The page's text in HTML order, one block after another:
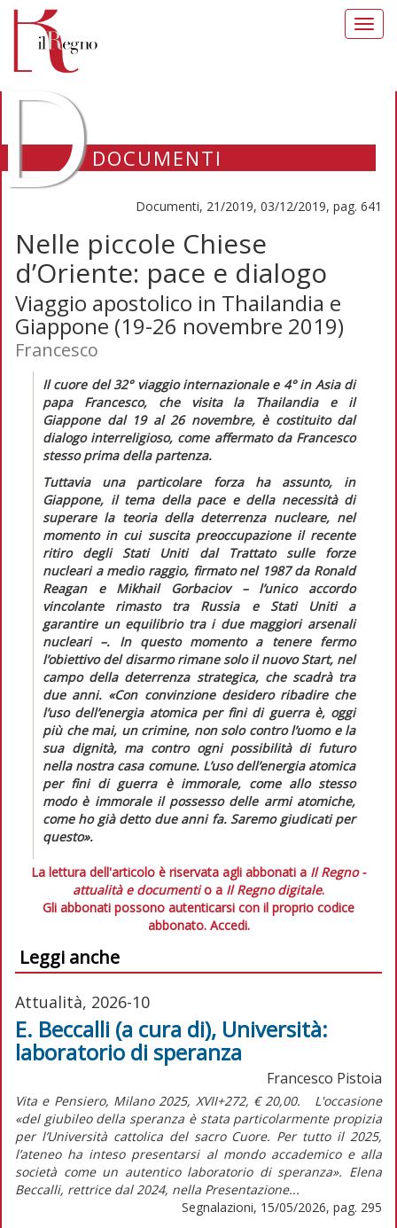
DOCUMENTI
Documenti, 21/2019, 03/12/2019, pag. 641
Nelle piccole Chiese
d’Oriente: pace e dialogo
Viaggio apostolico in Thailandia e
Giappone (19-26 novembre 2019)
Francesco
Il cuore del 32° viaggio internazionale e 4° in Asia di
papa Francesco, che visita la Thailandia e il
Giappone dal 19 al 26 novembre, è costituito dal
dialogo interreligioso, come affermato da Francesco
stesso prima della partenza.
Tuttavia una particolare forza ha assunto, in
Giappone, il tema della pace e della necessità di
superare la teoria della deterrenza nucleare, nel
momento in cui suscita preoccupazione il recente
ritiro degli Stati Uniti dal Trattato sulle forze
nucleari a medio raggio, firmato nel 1987 da Ronald
Reagan e Mikhail Gorbaciov – l’unico accordo
vincolante rimasto tra Russia e Stati Uniti a
garantire un equilibrio tra i due maggiori arsenali
nucleari –. In questo momento a tenere fermo
l’obiettivo del disarmo rimane solo il nuovo Start, nel
campo della deterrenza strategica, che scadrà tra
due anni. «Con convinzione desidero ribadire che
l’uso dell’energia atomica per fini di guerra è, oggi
più che mai, un crimine, non solo contro l’uomo e la
sua dignità, ma contro ogni possibilità di futuro
nella nostra casa comune. L’uso dell’energia atomica
per fini di guerra è immorale, come allo stesso
modo è immorale il possesso delle armi atomiche,
come ho già detto due anni fa. Saremo giudicati per
questo».
La lettura dell'articolo è riservata agli abbonati a Il Regno -
attualità e documentio a Il Regno digitale.
Gli abbonati possono autenticarsi con il proprio codice
abbonato. Accedi.
Leggi anche
Attualità, 2026-10
E. Beccalli (a cura di), Università:
laboratorio di speranza
Francesco Pistoia
Vita e Pensiero, Milano 2025, XVII+272, € 20,00. L'occasione
«del giubileo della speranza è stata particolarmente propizia
per l’Università cattolica del sacro Cuore. Per tutto il 2025,
l’ateneo ha inteso presentarsi al mondo accademico e alla
società come un autentico laboratorio di speranza». Elena
Beccalli, rettrice dal 2024, nella Presentazione...
Segnalazioni, 15/05/2026, pag. 295